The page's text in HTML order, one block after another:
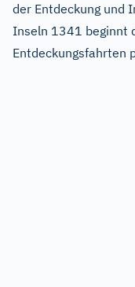
der Entdeckung und
Inseln 1341 beginnt
Entdeckungsfahrten